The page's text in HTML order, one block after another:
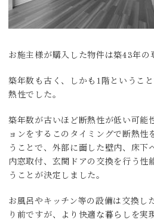
お施主様が購入した物件は築43年の
築年数も古く、しかも1階というこ
熱性でした。
築年数が古いほど断熱性が低い可能
ョンをするこのタイミングで断熱性
うことで、外部に面した壁内、床下
内窓取付、玄関ドアの交換を行う性
うことが決定しました。
お風呂やキッチン等の設備は交換し
り前ですが、より快適な暮らしを実